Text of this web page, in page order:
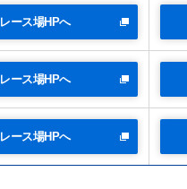
レース場HPへ
レース場HPへ
レース場HPへ